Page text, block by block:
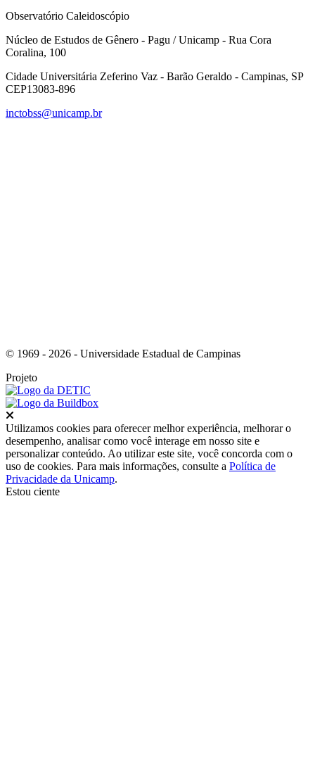
Observatório Caleidoscópio
Núcleo de Estudos de Gênero - Pagu / Unicamp - Rua Cora
Coralina, 100
Cidade Universitária Zeferino Vaz - Barão Geraldo - Campinas, SP
CEP13083-896
inctobss@unicamp.br
© 1969 - 2026 - Universidade Estadual de Campinas
Projeto
Utilizamos cookies para oferecer melhor experiência, melhorar o
desempenho, analisar como você interage em nosso site e
personalizar conteúdo. Ao utilizar este site, você concorda com o
uso de cookies. Para mais informações, consulte a Política de
Privacidade da Unicamp.
Estou ciente